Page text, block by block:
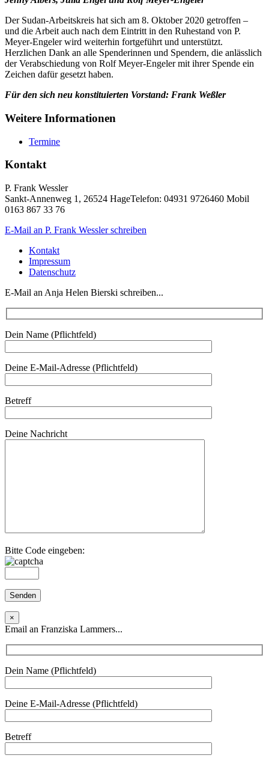
Der Sudan-Arbeitskreis hat sich am 8. Oktober 2020 getroffen –
und die Arbeit auch nach dem Eintritt in den Ruhestand von P.
Meyer-Engeler wird weiterhin fortgeführt und unterstützt.
Herzlichen Dank an alle Spenderinnen und Spendern, die anlässlich
der Verabschiedung von Rolf Meyer-Engeler mit ihrer Spende ein
Zeichen dafür gesetzt haben.
Für den sich neu konstituierten Vorstand: Frank Weßler
Weitere Informationen
Termine
Kontakt
P. Frank Wessler
Sankt-Annenweg 1, 26524 HageTelefon: 04931 9726460 Mobil
0163 867 33 76
E-Mail an P. Frank Wessler schreiben
Kontakt
Impressum
Datenschutz
E-Mail an Anja Helen Bierski schreiben...
Dein Name (Pflichtfeld)
Deine E-Mail-Adresse (Pflichtfeld)
Betreff
Deine Nachricht
Bitte Code eingeben:
×
Email an Franziska Lammers...
Dein Name (Pflichtfeld)
Deine E-Mail-Adresse (Pflichtfeld)
Betreff